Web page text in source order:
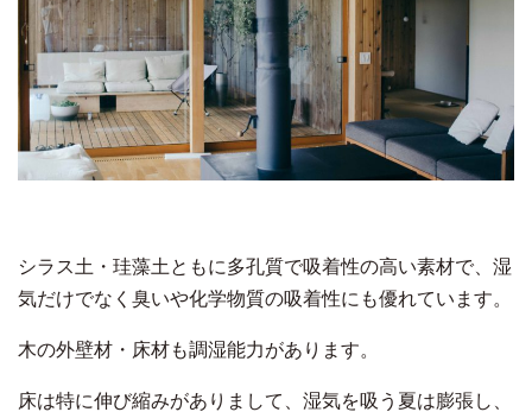
シラス土・珪藻土ともに多孔質で吸着性の高い素材で、湿
気だけでなく臭いや化学物質の吸着性にも優れています。
木の外壁材・床材も調湿能力があります。
床は特に伸び縮みがありまして、湿気を吸う夏は膨張し、